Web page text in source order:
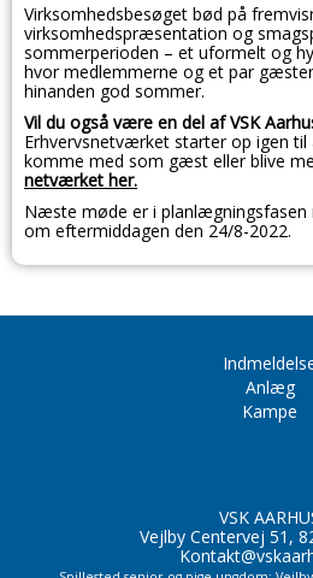
Virksomhedsbesøget bød på
virksomhedspræsentation og
sommerperioden – et uformelt og
hvor medlemmerne og et par
hinanden god sommer.
Vil du også være en del af VSK
Erhvervsnetværket starter op igen til
komme med som gæst eller blive
netværket her.
Næste møde er i planlægningsfasen
om eftermiddagen den 24/8-2022.
Anlæg
Kampe
VSK
Vejlby Centervej 51,